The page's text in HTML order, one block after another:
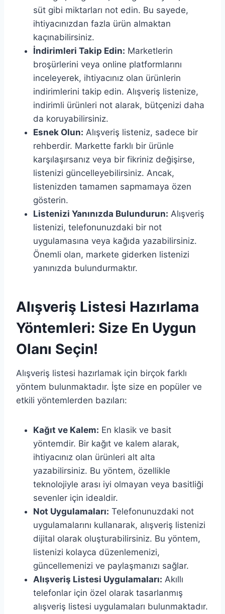
süt gibi miktarları not edin. Bu sayede,
ihtiyacınızdan fazla ürün almaktan
kaçınabilirsiniz.
İndirimleri Takip Edin: Marketlerin
broşürlerini veya online platformlarını
inceleyerek, ihtiyacınız olan ürünlerin
indirimlerini takip edin. Alışveriş listenize,
indirimli ürünleri not alarak, bütçenizi daha
da koruyabilirsiniz.
Esnek Olun: Alışveriş listeniz, sadece bir
rehberdir. Markette farklı bir ürünle
karşılaşırsanız veya bir fikriniz değişirse,
listenizi güncelleyebilirsiniz. Ancak,
listenizden tamamen sapmamaya özen
gösterin.
Listenizi Yanınızda Bulundurun: Alışveriş
listenizi, telefonunuzdaki bir not
uygulamasına veya kağıda yazabilirsiniz.
Önemli olan, markete giderken listenizi
yanınızda bulundurmaktır.
Alışveriş Listesi Hazırlama
Yöntemleri: Size En Uygun
Olanı Seçin!
Alışveriş listesi hazırlamak için birçok farklı
yöntem bulunmaktadır. İşte size en popüler ve
etkili yöntemlerden bazıları:
Kağıt ve Kalem: En klasik ve basit
yöntemdir. Bir kağıt ve kalem alarak,
ihtiyacınız olan ürünleri alt alta
yazabilirsiniz. Bu yöntem, özellikle
teknolojiyle arası iyi olmayan veya basitliği
sevenler için idealdir.
Not Uygulamaları: Telefonunuzdaki not
uygulamalarını kullanarak, alışveriş listenizi
dijital olarak oluşturabilirsiniz. Bu yöntem,
listenizi kolayca düzenlemenizi,
güncellemenizi ve paylaşmanızı sağlar.
Alışveriş Listesi Uygulamaları: Akıllı
telefonlar için özel olarak tasarlanmış
alışveriş listesi uygulamaları bulunmaktadır.